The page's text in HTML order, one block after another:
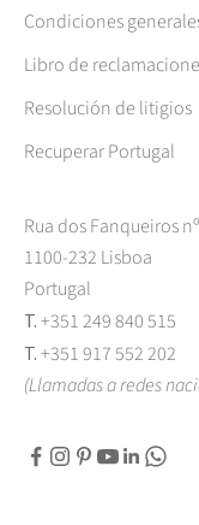
Condiciones
Libro de
Resolución de litigios
Recuperar Portugal
Rua dos Fanqueiros
1100-232 Lisboa
Portugal
T. +351 249 840 515
T. +351 917 552 202
(Llamadas a redes